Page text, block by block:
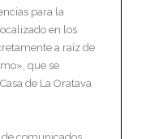
para la
en los
a raíz de
que se
de La Oratava